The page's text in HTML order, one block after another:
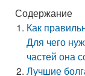
Содержание
Как
Для чего
частей она
Лучшие